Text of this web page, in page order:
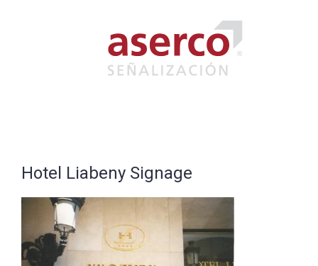
Hotel Liabeny Signage